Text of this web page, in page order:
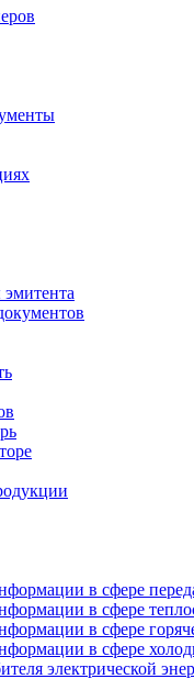
в сфере
в сфере
в сфере
в сфере
электрической